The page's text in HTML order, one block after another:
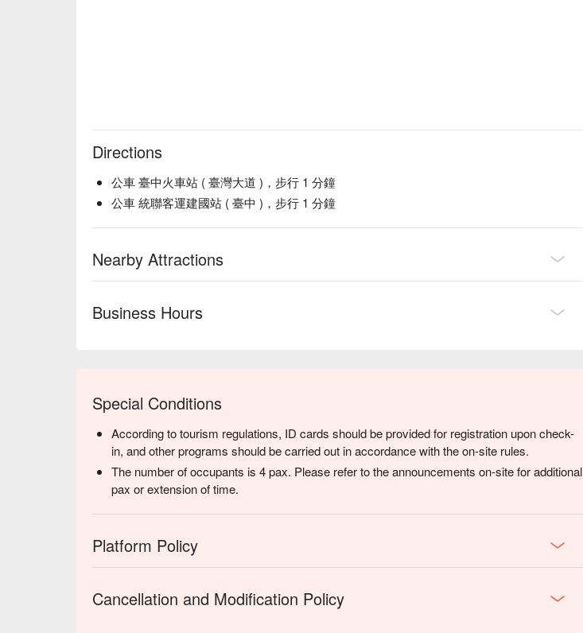
Directions
公車 臺中火車站 ( 臺灣大道 )，步行 1 分鐘
公車 統聯客運建國站 ( 臺中 )，步行 1 分鐘
Nearby Attractions
Business Hours
Special Conditions
According to tourism regulations, ID cards should be provided for registration upon check-
in, and other programs should be carried out in accordance with the on-site rules.
The number of occupants is 4 pax. Please refer to the announcements on-site for additional
pax or extension of time.
Platform Policy
Cancellation and Modification Policy